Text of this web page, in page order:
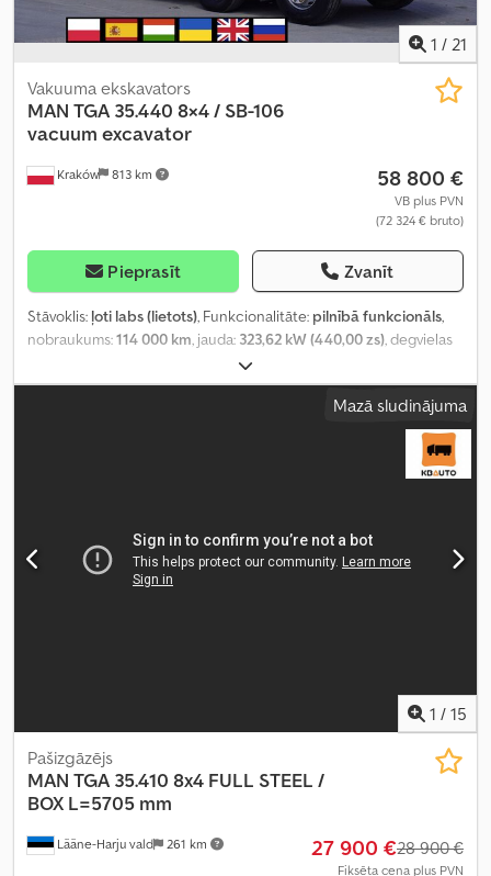
1 / 21
Kraków 813 km
Vakuuma ekskavators
MAN TGA 35.440 8×4 / SB-106
vacuum excavator
58 800 €
VB plus PVN
(72 324 € bruto)
Pieprasīt Zvanīt
Stāvoklis: ļoti labs (lietots), Funkcionalitāte: pilnībā funkcionāls,
nobraukums:114 000 km, jauda: 323,62 kW (440,00 zs), degvielas
, kopējais svars:
8x4, krāsa:balts, vadītāja kabīne:dienas kabīne, pārnesuma veids:
, Ražošanas gads:2008,
Mazā sludinājuma
1 / 15
Lääne-Harju vald 261 km
Pašizgāzējs
MAN TGA 35.410 8x4 FULL STEEL /
BOX L=5705 mm
27 900 €28 900 €
Fiksēta cena plus PVN